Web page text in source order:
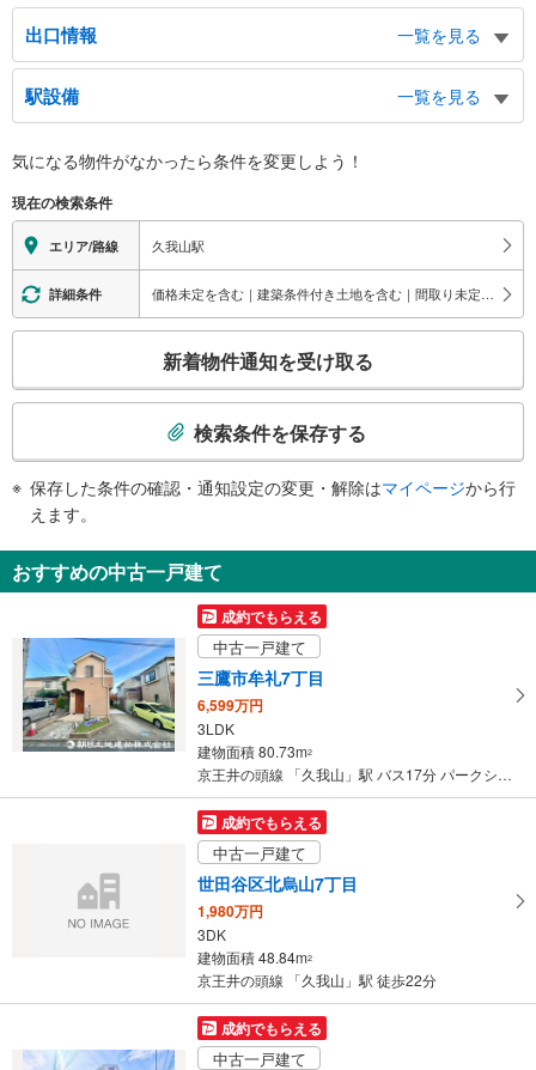
出口情報
一覧を見る
北口
久我山４・５丁目、宮前４・５丁目、都立西高等学校、井の頭通り、五日市街
道、バスのりば
南口
校、都立久我山青光学園、人見街道
駅設備
一覧を見る
※段差なしでの移動経路
地上⇔改札⇔ホーム：○
エレベータ
・ホーム⇔改札
・北口
・南口
エスカレータ
・北口
・南口
《多機能トイレ》
・改札内
その他
・ＡＥＤ
気になる物件がなかったら条件を変更しよう！
現在の検索条件
エリア/路線 久我山駅
詳細条件 価格未定を含む｜建築条件付き土地を含む｜間取り未定を含む｜サービスルーム（納戸）
検
知
を
け
取
る
・
条
を
存
る
新着物件通知を受け取る
検索条件を保存する
保存した条件の確認・通知設定の変更・解除はマイページから行
えます。
おすすめの中古一戸建て
成約でもらえる
中古一戸建て
三鷹市牟礼7丁目
6,599万円
3LDK
建物面積 80.73m2
京王井の頭線 「久我山」駅 バス17分 パークシティ牟礼南 バス停下車 徒歩3分
成約でもらえる
中古一戸建て
世田谷区北烏山7丁目
1,980万円
3DK
建物面積 48.84m2
京王井の頭線 「久我山」駅 徒歩22分
成約でもらえる
中古一戸建て